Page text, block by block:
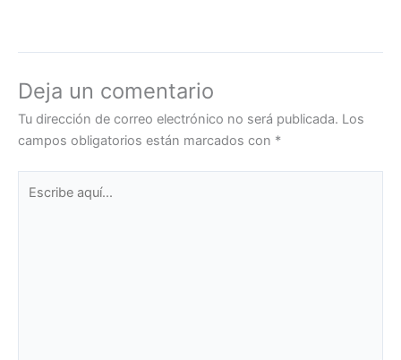
Deja un comentario
Tu dirección de correo electrónico no será publicada. Los
campos obligatorios están marcados con *